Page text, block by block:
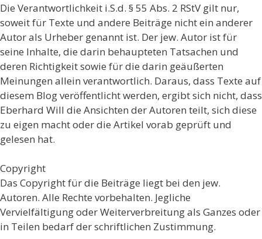
Die Verantwortlichkeit i.S.d. § 55 Abs. 2 RStV gilt nur,
soweit für Texte und andere Beiträge nicht ein anderer
Autor als Urheber genannt ist. Der jew. Autor ist für
seine Inhalte, die darin behaupteten Tatsachen und
deren Richtigkeit sowie für die darin geäußerten
Meinungen allein verantwortlich. Daraus, dass Texte auf
diesem Blog veröffentlicht werden, ergibt sich nicht, dass
Eberhard Will die Ansichten der Autoren teilt, sich diese
zu eigen macht oder die Artikel vorab geprüft und
gelesen hat.
Copyright
Das Copyright für die Beiträge liegt bei den jew.
Autoren. Alle Rechte vorbehalten. Jegliche
Vervielfältigung oder Weiterverbreitung als Ganzes oder
in Teilen bedarf der schriftlichen Zustimmung.